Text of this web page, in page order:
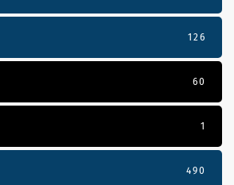
126
60
1
490